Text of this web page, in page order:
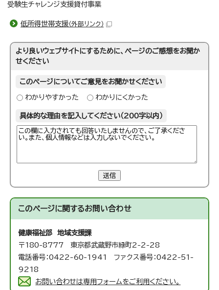
受験生チャレンジ支援貸付事業
低所得世帯支援（外部リンク）
より良いウェブサイトにするために、ページのご感想をお聞か
せください
このページについてご意見をお聞かせください
わかりやすかった わかりにくかった
具体的な理由を記入してください（200字以内）
送信
このページに関するお問い合わせ
健康福祉部 地域支援課
〒180-8777 東京都武蔵野市緑町2-2-28
電話番号：0422-60-1941 ファクス番号：0422-51-
9218
お問い合わせは専用フォームをご利用ください。